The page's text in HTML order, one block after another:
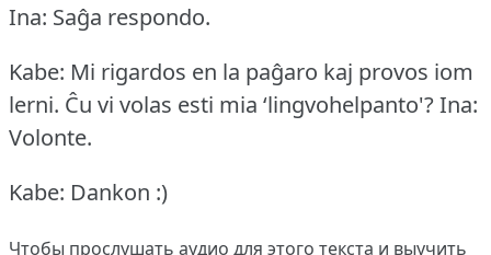
Ina: Saĝa respondo.
Kabe: Mi rigardos en la paĝaro kaj provos iom
lerni. Ĉu vi volas esti mia ‘lingvohelpanto'?Ina:
Volonte.
Kabe: Dankon :)
Чтобы прослушать аудио для этого текста и выучить